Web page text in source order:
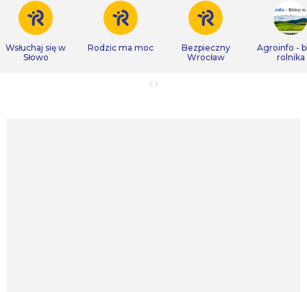
Wsłuchaj się w
Słowo
Rodzic ma moc
Bezpieczny
Wrocław
Agroinfo -
rolnika